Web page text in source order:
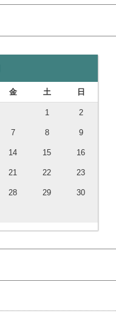
金 土 日
1 2
7 8 9
14 15 16
21 22 23
28 29 30